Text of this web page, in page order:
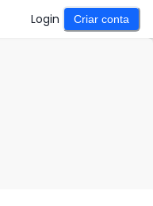
Login Criar conta